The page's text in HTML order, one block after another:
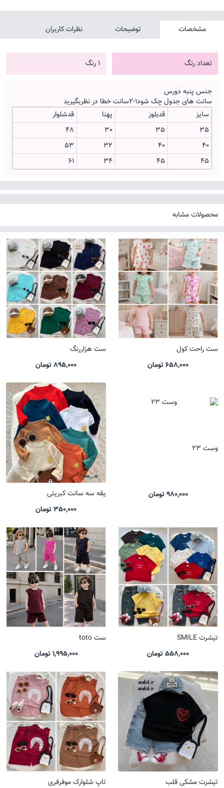
مشخصات توضیحات نظرات کاربران
تعداد رنگ 1 رنگ
جنس پنبه دورس
سانت های جدول چک شود۱-۲سانت خطا در نظربگیرید
سایز
قدبلوز پهنا
قدشلوار
35
35
30
48
۴۰
۴۰ ۳۲
۵۳
۴۵
۴۵ ۳۴ ۶۱
محصولات مشابه
ست راحت کول
658,000 تومان
ست هزاررنگ
895,000 تومان
وست 23
980,000 تومان
یقه سه سانت کبریتی
350,000 تومان
تیشرت SMILE
558,000 تومان
ست toto
1,995,000 تومان
تیشرت مشکی قلب
تاپ شلوارک موفرفری